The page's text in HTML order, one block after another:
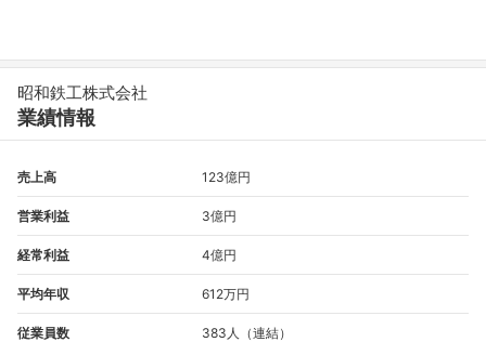
昭和鉄工株式会社
業績情報
売上高 123億円
営業利益 3億円
経常利益 4億円
平均年収 612万円
従業員数 383人（連結）